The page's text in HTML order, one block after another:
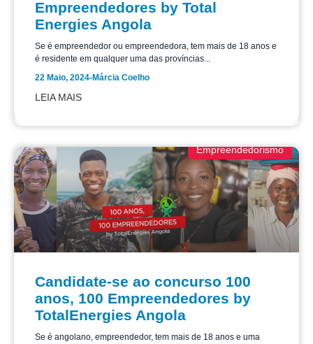
Empreendedores by Total
Energies Angola
Se é empreendedor ou empreendedora, tem mais de 18 anos e
é residente em qualquer uma das províncias...
22 Maio, 2024-Márcia Coelho
LEIA MAIS
Empreendedorismo
Candidate-se ao concurso 100
anos, 100 Empreendedores by
TotalEnergies Angola
Se é angolano, empreendedor, tem mais de 18 anos e uma